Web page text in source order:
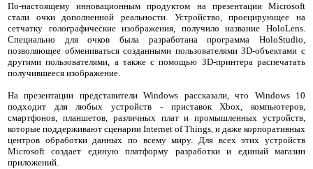
По-настоящему инновационным продуктом на презентации Microsoft
стали очки дополненной реальности. Устройство, проецирующее на
сетчатку голографические изображения, получило название HoloLens.
Специально для очков была разработана программа HoloStudio,
позволяющее обмениваться созданными пользователями 3D-объектами с
другими пользователями, а также с помощью 3D-принтера распечатать
получившееся изображение.
На презентации представители Windows рассказали, что Windows 10
подходит для любых устройств - приставок Xbox, компьютеров,
смартфонов, планшетов, различных плат и промышленных устройств,
которые поддерживают сценарии Internet of Things, и даже корпоративных
центров обработки данных по всему миру. Для всех этих устройств
Microsoft создает единую платформу разработки и единый магазин
приложений.